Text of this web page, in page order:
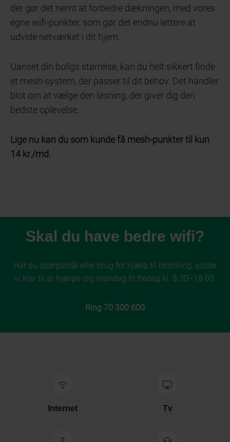
der gør det nemt at forbedre dækningen, med vores
egne wifi-punkter, som gør det endnu lettere at
udvide netværket i dit hjem.
Uanset din boligs størrelse, kan du helt sikkert finde
et mesh-system, der passer til dit behov. Det handler
blot om at vælge den løsning, der giver dig den
bedste oplevelse.
Lige nu kan du som kunde få mesh-punkter til kun
14 kr./md.
Skal du have bedre wifi?
Har du spørgsmål eller brug for hjælp til bestilling, sidder
vi klar til at hjælpe dig mandag til fredag kl. 8.30–18.00.
Ring 70 300 600
Internet Tv